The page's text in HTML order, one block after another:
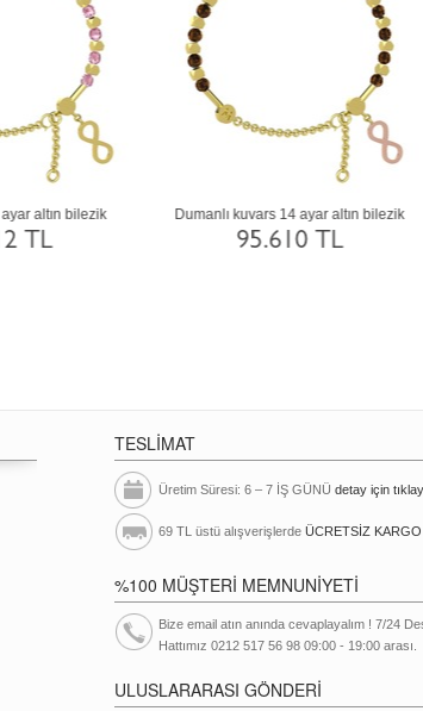
925 ayar siyah rodyum
gümüş bilezik
Yeşil kuvars 18 ayar rose altın
109.614 TL
TESLİMAT
Üretim Süresi: 6 – 7 İŞ GÜNÜ detay için
69 TL üstü alışverişlerde ÜCRETSİZ KARGO
%100 MÜŞTERİ MEMNUNİYETİ
Bize email atın anında cevaplayalım ! 7/24
Hattımız 0212 517 56 98 09:00 - 19:00 arası.
ULUSLARARASI GÖNDERİ